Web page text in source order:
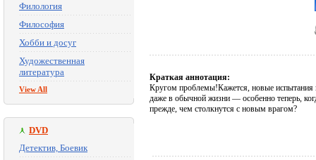
Филология
Философия
Хобби и досуг
Художественная
литература
View All
DVD
Детектив, Боевик
Краткая аннотация:
Кругом проблемы!Кажется, новые
даже в обычной жизни — особенно теперь,
прежде, чем столкнутся с новым врагом?